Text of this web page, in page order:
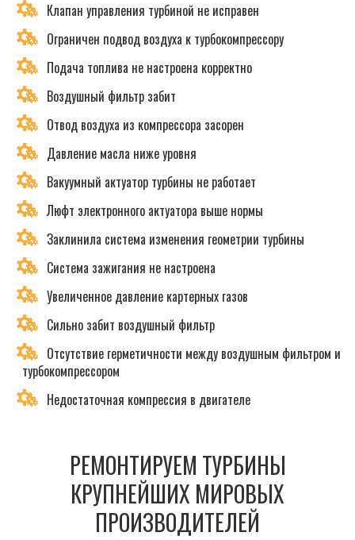
Клапан управления турбиной не исправен
Ограничен подвод воздуха к турбокомпрессору
Подача топлива не настроена корректно
Воздушный фильтр забит
Отвод воздуха из компрессора засорен
Давление масла ниже уровня
Вакуумный актуатор турбины не работает
Люфт электронного актуатора выше нормы
Заклинила система изменения геометрии турбины
Система зажигания не настроена
Увеличенное давление картерных газов
Сильно забит воздушный фильтр
Отсутствие герметичности между воздушным фильтром и
турбокомпрессором
Недостаточная компрессия в двигателе
РЕМОНТИРУЕМ ТУРБИНЫ
КРУПНЕЙШИХ МИРОВЫХ
ПРОИЗВОДИТЕЛЕЙ